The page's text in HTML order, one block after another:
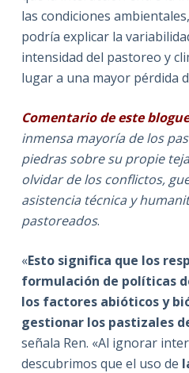
las condiciones
podría explicar la
intensidad del pastoreo y
lugar a una mayor pérdida
Comentario de este
inmensa mayoría de los
piedras sobre su propie
olvidar de los conflictos,
asistencia técnica y
pastoreados.
«Esto significa que los
formulación de políticas
los factores abióticos y
gestionar los pastizales
señala Ren. «Al ignorar
descubrimos que el uso de